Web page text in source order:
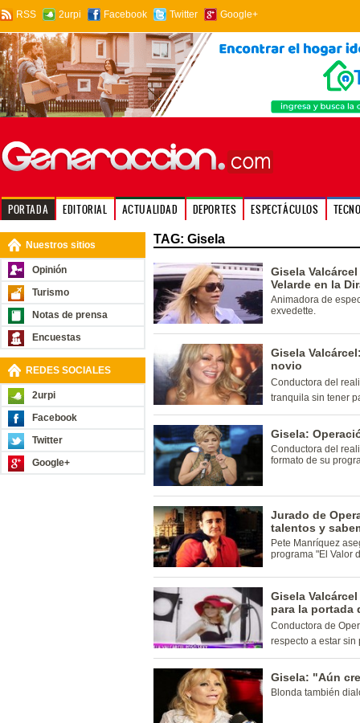
RSS 2urpi Facebook Twitter Google+
PORTADA EDITORIAL ACTUALIDAD DEPORTES ESPECTÁCULOS
Nuestros sitios
Opinión
Turismo
Notas de prensa
Encuestas
REDES SOCIALES
2urpi
Facebook
Twitter
Google+
TAG: Gisela
Gisela
Velarde en la
Animadora de
exvedette.
Gisela
novio
Conductora del
tranquila sin tener
Gisela:
Conductora del
formato de su
Jurado de
talentos y
Pete Manríquez
programa "El Valor
Gisela
para la portada
Conductora de
respecto a estar sin
Gisela: "Aún
Blonda también